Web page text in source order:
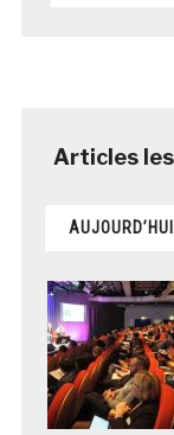
AUJOURD’HUI